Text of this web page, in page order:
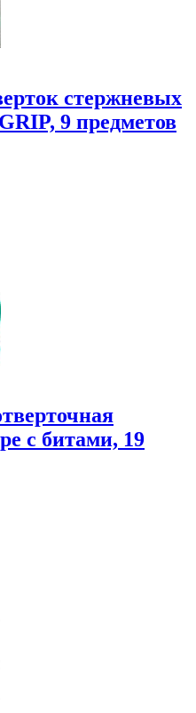
стержневых
9 предметов
с битами, 19